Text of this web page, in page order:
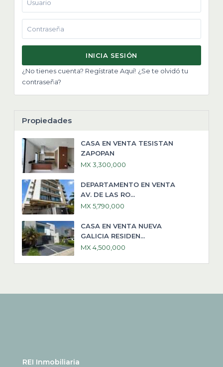
INICIA SESIÓN
¿No tienes cuenta? Regístrate Aquí! ¿Se te olvidó tu
contraseña?
Propiedades
CASA EN VENTA TESISTAN
ZAPOPAN
MX 3,300,000
DEPARTAMENTO EN VENTA
AV. DE LAS RO...
MX 5,790,000
CASA EN VENTA NUEVA
GALICIA RESIDEN...
MX 4,500,000
REI Inmobiliaria